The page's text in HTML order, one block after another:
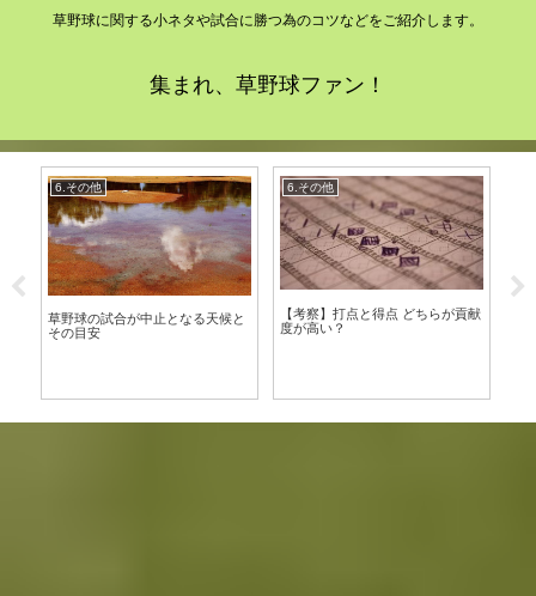
草野球に関する小ネタや試合に勝つ為のコツなどをご紹介します。
集まれ、草野球ファン！
1.準備編・トレーニング
試合前日・当日の筋トレは効果
的？メリットと注意点
3.攻撃編
もう嫌だ！自打球はなぜ起こる？
原因と改善法を徹底解説